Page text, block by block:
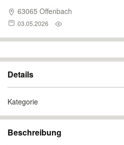
63065 Offenbach
03.05.2026
Details
Kategorie
Beschreibung